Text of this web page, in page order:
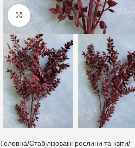
Клацніть, щоб збільшити
Головна Стабілізовані рослини та квіти